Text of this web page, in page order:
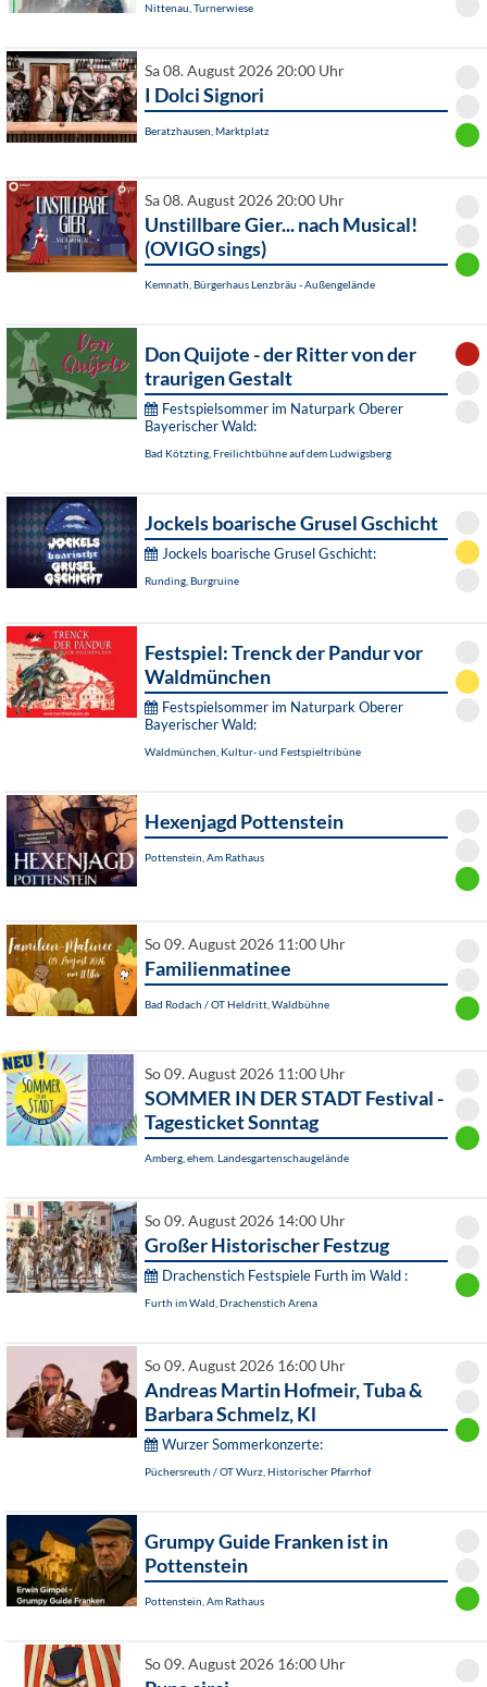
Nittenau, Turnerwiese
Sa 08. August 2026 20:00 Uhr
I Dolci Signori
Beratzhausen, Marktplatz
Sa 08. August 2026 20:00 Uhr
Unstillbare Gier... nach Musical!
(OVIGO sings)
Kemnath, Bürgerhaus Lenzbräu - Außengelände
Don Quijote - der Ritter von der
traurigen Gestalt
Festspielsommer im Naturpark Oberer
Bayerischer Wald:
Bad Kötzting, Freilichtbühne auf dem Ludwigsberg
Jockels boarische Grusel Gschicht
Jockels boarische Grusel Gschicht:
Runding, Burgruine
Festspiel: Trenck der Pandur vor
Waldmünchen
Festspielsommer im Naturpark Oberer
Bayerischer Wald:
Waldmünchen, Kultur- und Festspieltribüne
Hexenjagd Pottenstein
Pottenstein, Am Rathaus
So 09. August 2026 11:00 Uhr
Familienmatinee
Bad Rodach / OT Heldritt, Waldbühne
So 09. August 2026 11:00 Uhr
SOMMER IN DER STADT Festival -
Tagesticket Sonntag
Amberg, ehem. Landesgartenschaugelände
So 09. August 2026 14:00 Uhr
Großer Historischer Festzug
Drachenstich Festspiele Furth im Wald :
Furth im Wald, Drachenstich Arena
So 09. August 2026 16:00 Uhr
Andreas Martin Hofmeir, Tuba &
Barbara Schmelz, Kl
Wurzer Sommerkonzerte:
Püchersreuth / OT Wurz, Historischer Pfarrhof
Grumpy Guide Franken ist in
Pottenstein
Pottenstein, Am Rathaus
So 09. August 2026 16:00 Uhr